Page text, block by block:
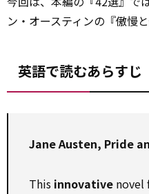
ン・オースティンの『傲慢と
英語で読むあらすじ
Jane Austen, Pride
This innovative novel